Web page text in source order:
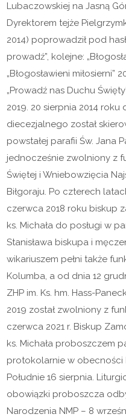
Lubaczowskiej na Jasną
Dyrektorem tejże
2014) poprowadził pod
prowadź”, kolejne:
„Błogosławieni miłosierni”
„Prowadź nas Duchu
2019. 20 sierpnia 2014
diecezjalnego został
powstałej parafii Św. Jana
jednocześnie zwolniony z
Świętej i Wniebowzięcia
Biłgoraju. Po czterech
czerwca 2018 roku biskup
ks. Michała do posługi w
Stanisława biskupa i
wikariuszem pełni także
Kolumba, a od dnia 12
ZHP im. Ks. hm. Hass-
2019 został zwolniony z
czerwca 2021 r. Biskup
ks. Michała proboszczem
protokolarnie w obecności
Południe 16 sierpnia.
obowiązki proboszcza
Narodzenia NMP – 8